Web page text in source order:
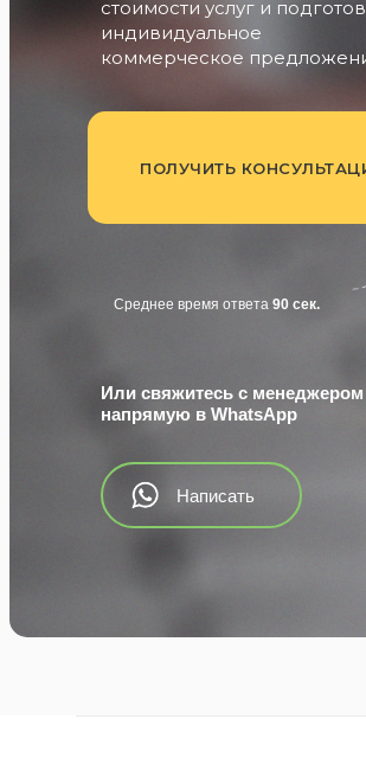
Среднее время ответа 90 сек.
стоимости услуг и
индивидуальное
коммерческое
Или свяжитесь с менеджером
напрямую в WhatsApp
ПОЛУЧИТЬ
Написать